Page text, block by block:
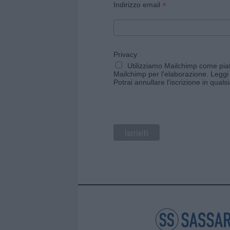
Indirizzo email *
Privacy
Utilizziamo Mailchimp come
Mailchimp per l'elaborazione.
Potrai annullare l'iscrizione in